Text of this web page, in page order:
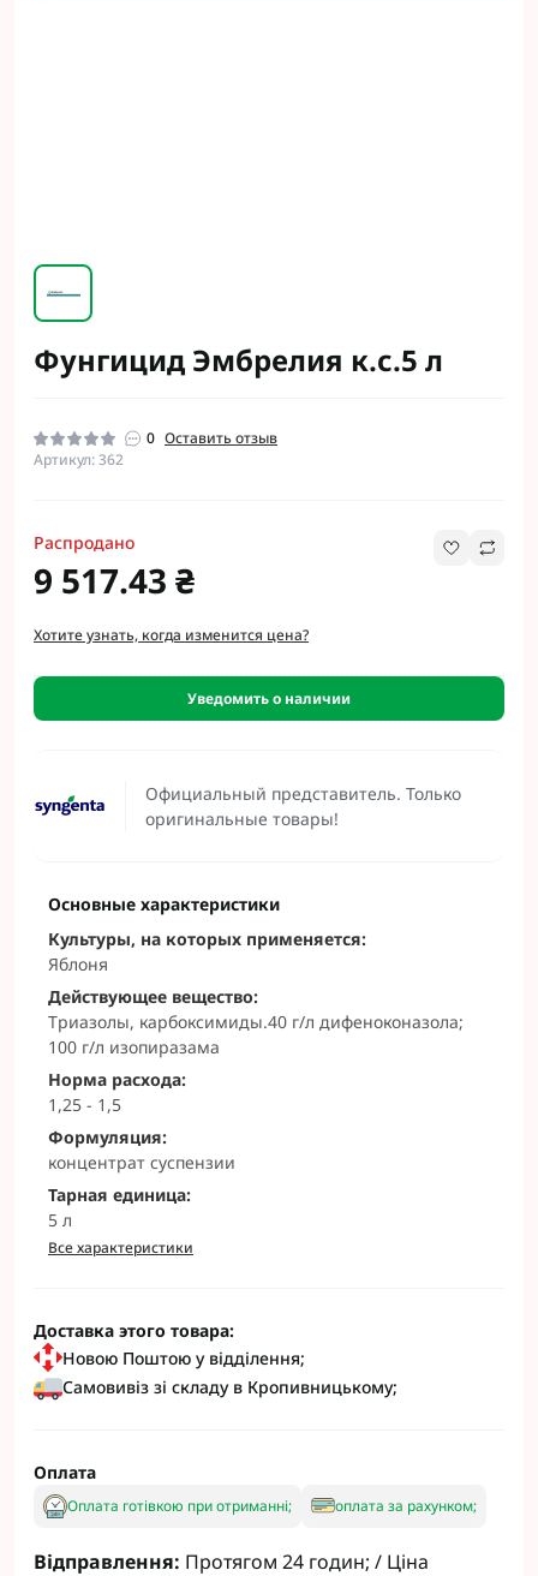
Фунгицид Эмбрелия к.с.5 л
0 Оставить отзыв
Артикул: 362
Официальный представитель. Только
оригинальные товары!
Распродано
9 517.43 ₴
Хотите узнать, когда изменится цена?
Уведомить о наличии
Основные характеристики
Культуры, на которых применяется:
Яблоня
Действующее вещество:
Триазолы, карбоксимиды.40 г/л дифеноконазола;
100 г/л изопиразама
Норма расхода:
1,25 - 1,5
Формуляция:
концентрат суспензии
Тарная единица:
5 л
Все характеристики
Доставка этого товара:
Новою Поштою у відділення;
Самовивіз зі складу в Кропивницькому;
Оплата
Оплата готівкою при отриманні; оплата за рахунком;
Відправлення: Протягом 24 годин; / Ціна